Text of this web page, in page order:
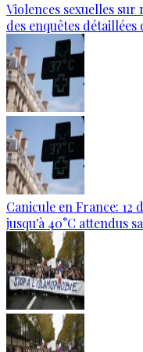
Violences sexuelles
des enquêtes
Canicule en France:
jusqu'à 40°C attendus